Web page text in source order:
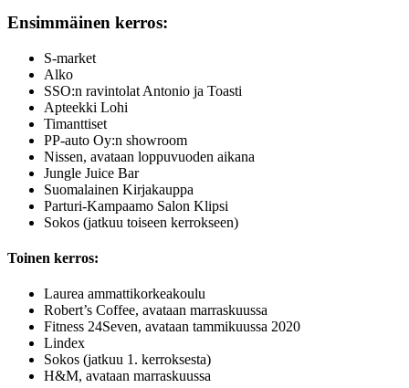
Ensimmäinen kerros:
S-market
Alko
SSO:n ravintolat Antonio ja Toasti
Apteekki Lohi
Timanttiset
PP-auto Oy:n showroom
Nissen, avataan loppuvuoden aikana
Jungle Juice Bar
Suomalainen Kirjakauppa
Parturi-Kampaamo Salon Klipsi
Sokos (jatkuu toiseen kerrokseen)
Toinen kerros:
Laurea ammattikorkeakoulu
Robert’s Coffee, avataan marraskuussa
Fitness 24Seven, avataan tammikuussa 2020
Lindex
Sokos (jatkuu 1. kerroksesta)
H&M, avataan marraskuussa